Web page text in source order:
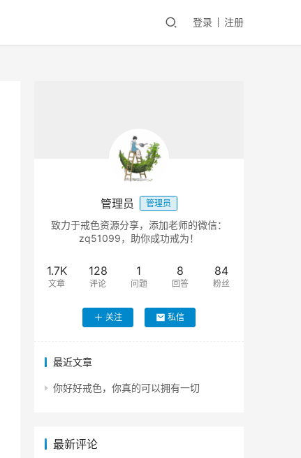
登录 注册
管理员 管理员
致力于戒色资源分享，添加老师的微信：
zq51099，助你成功戒为！
1.7K
文章
128
评论
1
问题
8
回答
84
粉丝
关注 私信
最近文章
你好好戒色，你真的可以拥有一切
最新评论